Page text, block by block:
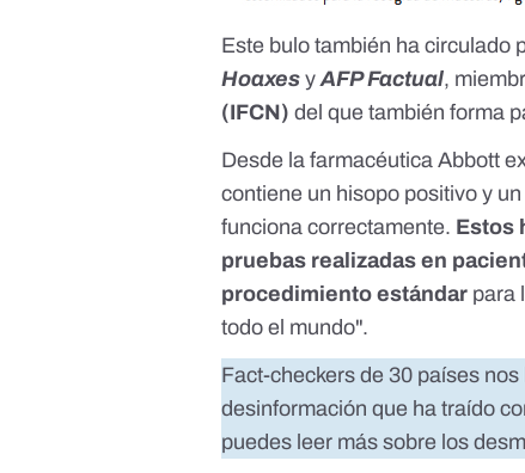
Este bulo también ha circulado
Hoaxes yAFP Factual,
(IFCN) del que también forma
Desde la farmacéutica Abbott
contiene un hisopo positivo y
funciona correctamente. Estos
pruebas realizadas en
procedimiento estándar para
todo el mundo".
Fact-checkers de 30 países
desinformación que ha traído
puedes leer más sobre los